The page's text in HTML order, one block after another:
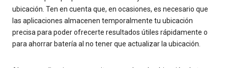
ubicación. Ten en cuenta que, en ocasiones, es necesario que
las aplicaciones almacenen temporalmente tu ubicación
precisa para poder ofrecerte resultados útiles rápidamente o
para ahorrar batería al no tener que actualizar la ubicación.